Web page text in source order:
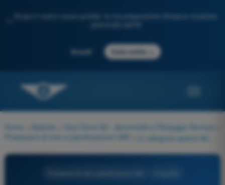
Scopri il nostro nuovo portale: la tua preparazione d'esame completa,
Accedi Inizia subito
Home Materie Quiz Droni A2 - Aeromobili a Pilotaggio Remoto
Prestazioni di volo e pianificazione UAS